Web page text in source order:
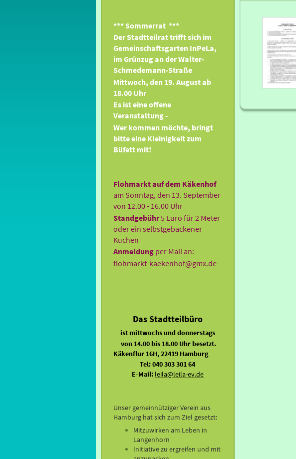
*** Sommerrat ***
Der Stadtteilrat trifft sich im
Gemeinschaftsgarten InPeLa,
im Grünzug an der Walter-
Schmedemann-Straße
Mittwoch, den 19. August ab
18.00 Uhr
Es ist eine offene
Veranstaltung -
Wer kommen möchte, bringt
bitte eine Kleinigkeit zum
Büfett mit!
Flohmarkt auf dem Käkenhof
am Sonntag, den 13. September
von 12.00 - 16.00 Uhr
Standgebühr5 Euro für 2 Meter
oder ein selbstgebackener
Kuchen
Anmeldung per Mail an:
flohmarkt-kaekenhof@gmx.de
Das Stadtteilbüro
ist mittwochs und donnerstags
von 14.00 bis 18.00 Uhr besetzt.
Käkenflur 16H, 22419 Hamburg
Tel: 040 303 301 64
E-Mail: leila@leila-ev.de
Unser gemeinnütziger Verein aus
Hamburg hat sich zum Ziel gesetzt:
Mitzuwirken am Leben in
Langenhorn
Initiative zu ergreifen und mit